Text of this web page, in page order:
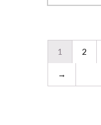
1 2
→